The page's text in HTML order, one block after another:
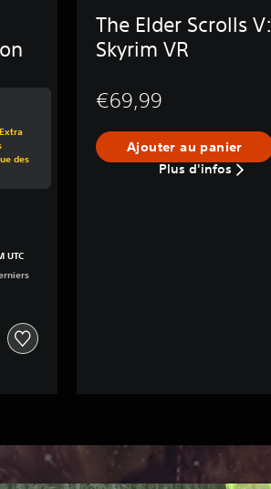
au prix d'origine de €39,99
des
au prix d'origine de €39,99
UTC
The Elder Scrolls V:
Skyrim VR
€69,99
Ajouter au panier
Plus d'infos